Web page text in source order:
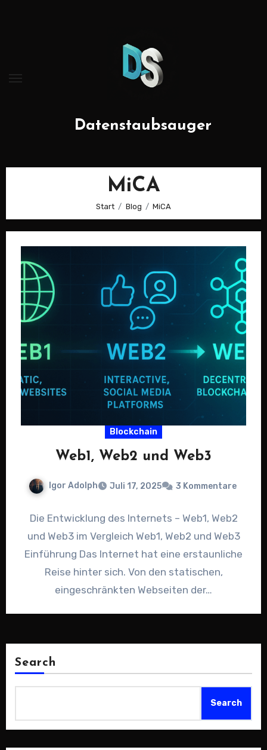
Datenstaubsauger
MiCA
Start Blog MiCA
Blockchain
Web1, Web2 und Web3
Igor Adolph Juli 17, 2025 3 Kommentare
Die Entwicklung des Internets – Web1, Web2
und Web3 im Vergleich Web1, Web2 und Web3
Einführung Das Internet hat eine erstaunliche
Reise hinter sich. Von den statischen,
eingeschränkten Webseiten der…
Search
Search